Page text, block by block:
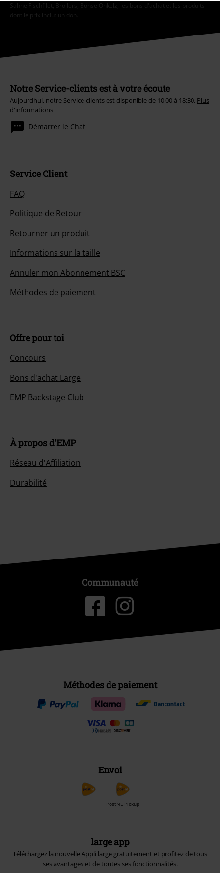
Sahne Fischfilet, Broilers, Böhse Onkelz, les bons d'achat et les produits
dont le prix inclut un don.
Notre Service-clients est à votre écoute
Aujourdhui, notre Service-clients est disponible de 10:00 à 18:30. Plus
d'informations
Démarrer le Chat
Service Client
FAQ
Politique de Retour
Retourner un produit
Informations sur la taille
Annuler mon Abonnement BSC
Méthodes de paiement
Offre pour toi
Concours
Bons d'achat Large
EMP Backstage Club
À propos d'EMP
Réseau d'Affiliation
Durabilité
Communauté
Méthodes de paiement
Envoi
PostNL Pickup
large app
Téléchargez la nouvelle Appli large gratuitement et profitez de tous
ses avantages et de toutes ses fonctionnalités.